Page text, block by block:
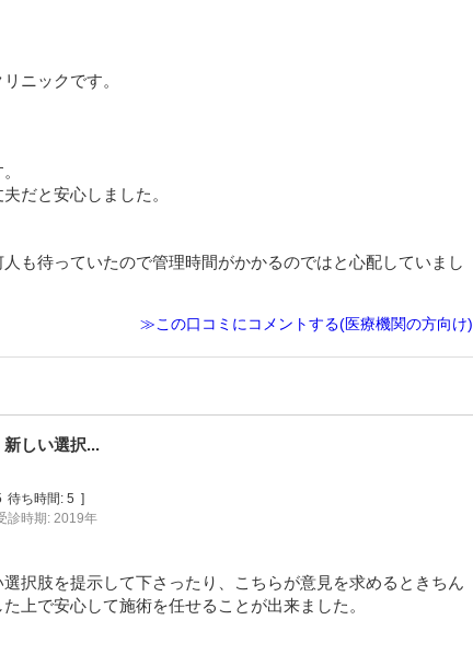
ニックです。
だと安心しました。
も待っていたので管理時間がかかるのではと心配していまし
≫この口コミにコメントする(医療機関の方向け)
しい選択...
待ち時間: 5
診時期: 2019年
択肢を提示して下さったり、こちらが意見を求めるときちん
上で安心して施術を任せることが出来ました。